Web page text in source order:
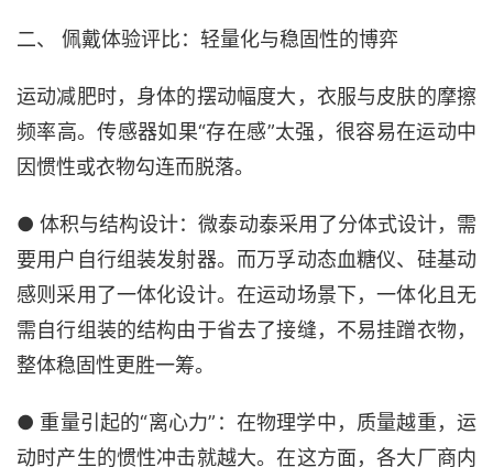
二、 佩戴体验评比：轻量化与稳固性的博弈
运动减肥时，身体的摆动幅度大，衣服与皮肤的摩擦
频率高。传感器如果“存在感”太强，很容易在运动中
因惯性或衣物勾连而脱落。
● 体积与结构设计：微泰动泰采用了分体式设计，需
要用户自行组装发射器。而万孚动态血糖仪、硅基动
感则采用了一体化设计。在运动场景下，一体化且无
需自行组装的结构由于省去了接缝，不易挂蹭衣物，
整体稳固性更胜一筹。
● 重量引起的“离心力”：在物理学中，质量越重，运
动时产生的惯性冲击就越大。在这方面，各大厂商内